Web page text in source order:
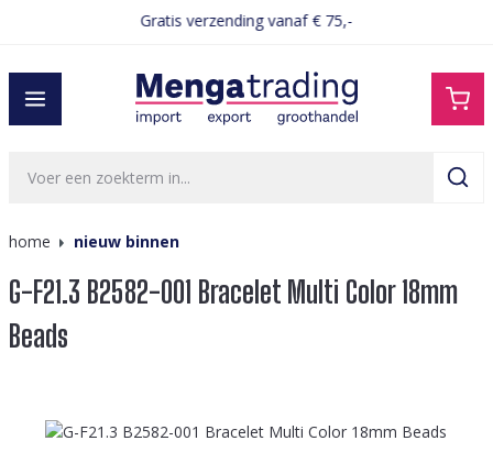
Gratis verzending vanaf € 75,-
home nieuw binnen
G-F21.3 B2582-001 Bracelet Multi Color 18mm
Beads
Afbeeldingengalerij overslaan